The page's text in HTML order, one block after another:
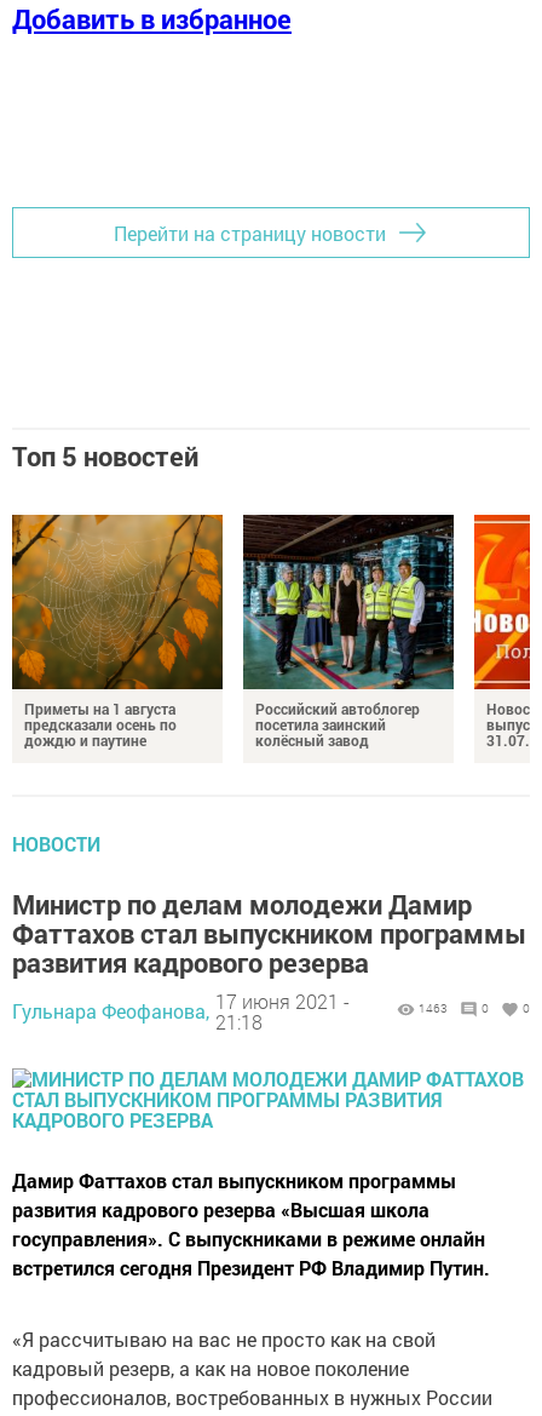
Добавить в избранное
Перейти на страницу новости
Топ 5 новостей
Приметы на 1 августа
предсказали осень по
дождю и паутине
Российский автоблогер
посетила заинский
колёсный завод
НОВОСТИ
Министр по делам молодежи Дамир
Фаттахов стал выпускником программы
развития кадрового резерва
Гульнара Феофанова, 17 июня 2021 -
21:18
1463 0 0
Дамир Фаттахов стал выпускником программы
развития кадрового резерва «Высшая школа
госуправления». С выпускниками в режиме онлайн
встретился сегодня Президент РФ Владимир Путин.
«Я рассчитываю на вас не просто как на свой
кадровый резерв, а как на новое поколение
профессионалов, востребованных в нужных России